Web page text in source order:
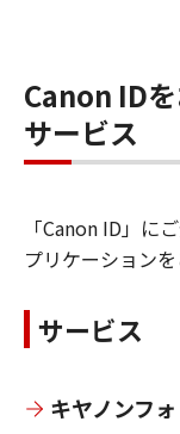
Canon ID
サービス
「Canon ID」に
プリケーションを
サービス
キヤノンフ